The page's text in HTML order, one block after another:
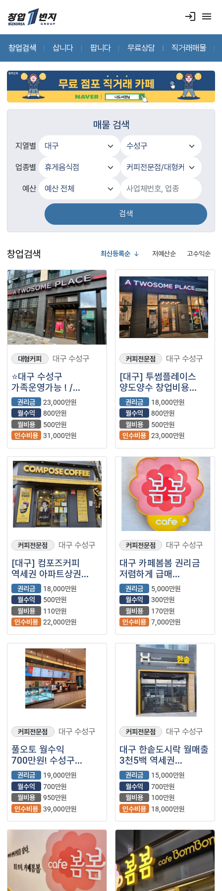
login menu
창업검색 삽니다 팝니다 무료상담 직거래매물
매물 검색
지열별
업종별
예산
검색
창업검색 최신등록순 저예산순 고수익순
대형커피 대구 수성구
⭐대구 수성구
가족운영가능 ! /
최신인테리어 /
대형평수 / ＂
투썸플레이스＂⭐
권리금
23,000만원
월수익
800만원
월비용
500만원
인수비용 31,000만원
커피전문점 대구 수성구
[대구] 투썸플레이스
양도양수 창업비용
권리금 수익 총정리
(프랜차이즈/카페/
대형카페)
권리금
18,000만원
월수익
800만원
월비용
500만원
인수비용 23,000만원
커피전문점 대구 수성구
[대구] 컴포즈커피
역세권 아파트상권
컨디션 좋은 매장입니다
권리금
18,000만원
월수익
500만원
월비용
110만원
인수비용 22,000만원
커피전문점 대구 수성구
대구 카페봄봄 권리금
저렴하게 급매
나왔습니다. 카페봄봄
양도양수 가능합니다.
소자본창업 !
권리금
5,000만원
월수익
300만원
월비용
170만원
인수비용 7,000만원
커피전문점 대구 수성구
풀오토 월수익
700만원! 수성구
투썸플레이스 (카페/
프랜차이즈)
권리금
19,000만원
월수익
700만원
월비용
950만원
인수비용 39,000만원
커피전문점 대구 수성구
대구 한솥도시락 월매출
3천5백 역세권
매장입니다
권리금
15,000만원
월수익
700만원
월비용
100만원
인수비용
18,000만원